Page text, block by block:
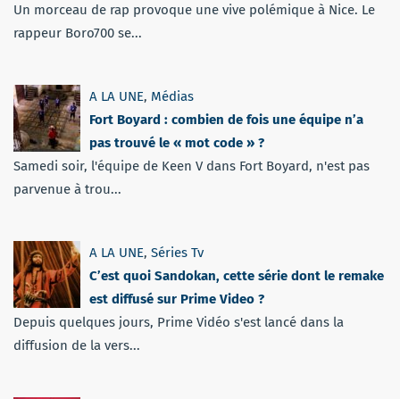
Un morceau de rap provoque une vive polémique à Nice. Le
rappeur Boro700 se...
A LA UNE, Médias
Fort Boyard : combien de fois une équipe n’a
pas trouvé le « mot code » ?
Samedi soir, l'équipe de Keen V dans Fort Boyard, n'est pas
parvenue à trou...
A LA UNE, Séries Tv
C’est quoi Sandokan, cette série dont le remake
est diffusé sur Prime Video ?
Depuis quelques jours, Prime Vidéo s'est lancé dans la
diffusion de la vers...